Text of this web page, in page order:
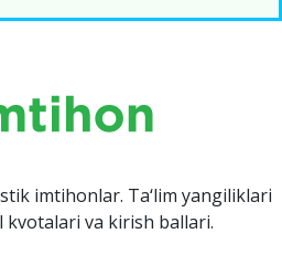
imtihonlar. Ta‘lim yangiliklari
kvotalari va kirish ballari.